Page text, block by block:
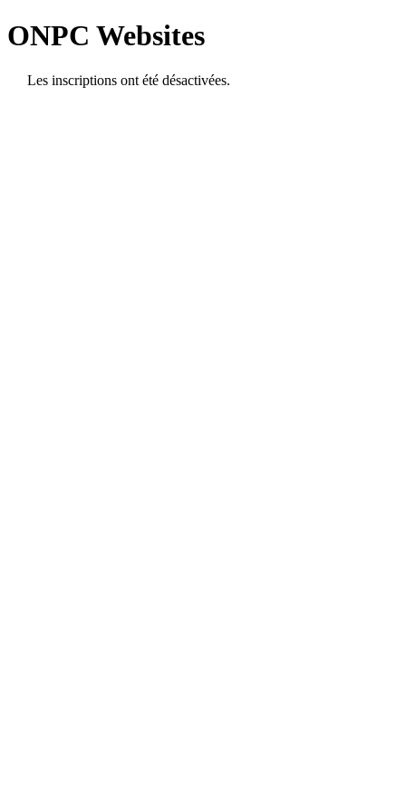
ONPC Websites
Les inscriptions ont été désactivées.